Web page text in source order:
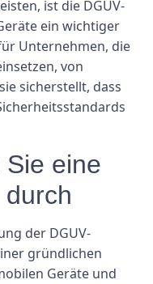
ist die DGUV-
ein wichtiger
Unternehmen, die
von
sicherstellt, dass
eine
der DGUV-
gründlichen
Geräte und